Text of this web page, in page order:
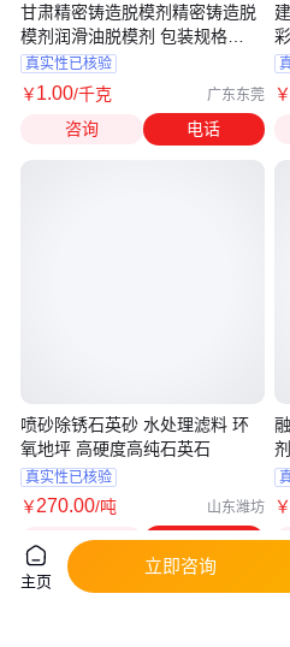
甘肃精密铸造脱模剂精密铸造脱
模剂润滑油脱模剂 包装规格
20KG
真实性已核验
￥1.00/千克 广东东莞
咨询 电话
喷砂除锈石英砂 水处理滤料 环
氧地坪 高硬度高纯石英石
真实性已核验
￥270.00/吨 山东潍坊
咨询 电话
￥
￥
主页
立即咨询